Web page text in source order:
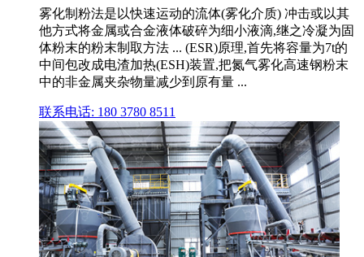
雾化制粉法是以快速运动的流体(雾化介质) 冲击或以其
他方式将金属或合金液体破碎为细小液滴,继之冷凝为固
体粉末的粉末制取方法 ... (ESR)原理,首先将容量为7t的
中间包改成电渣加热(ESH)装置,把氮气雾化高速钢粉末
中的非金属夹杂物量减少到原有量 ...
联系电话: 180 3780 8511